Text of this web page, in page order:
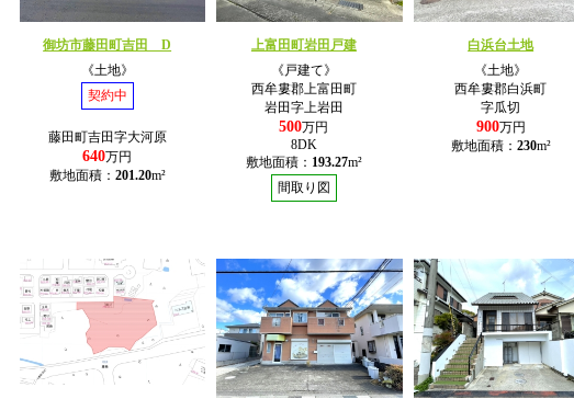
御坊市藤田町吉田 D
《土地》
契約中
藤田町吉田字大河原
640万円
敷地面積： 201.20m²
上富田町岩田戸建
《戸建て》
西牟婁郡上富田町
岩田字上岩田
500万円
8DK
敷地面積： 193.27m²
間取り図
白浜台土地
《土地》
西牟婁郡白浜町
字瓜切
900万円
敷地面積： 230m²